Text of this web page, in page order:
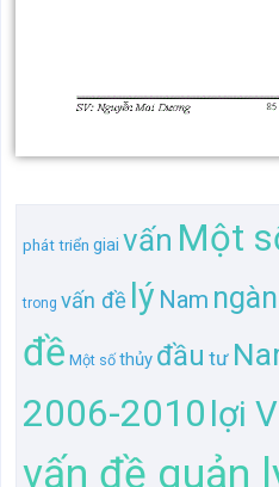
phát triển giai vấn Một
trong vấn đề lý Nam
đề Một số thủy đầu tư
2006-2010 lợi
vấn đề quản